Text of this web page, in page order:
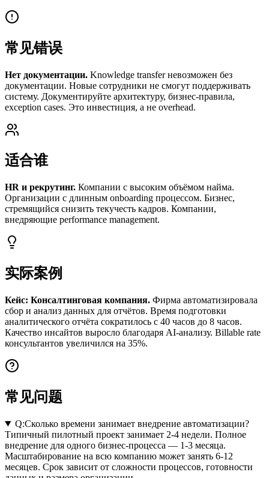
常见错误
Нет документации. Knowledge transfer невозможен без
документации. Новые сотрудники не смогут поддерживать
систему. Документируйте архитектуру, бизнес-правила,
exception cases. Это инвестиция, а не overhead.
适合谁
HR и рекрутинг. Компании с высоким объёмом найма.
Организации с длинным onboarding процессом. Бизнес,
стремящийся снизить текучесть кадров. Компании,
внедряющие performance management.
实际案例
Кейс: Консалтинговая компания. Фирма автоматизировала
сбор и анализ данных для отчётов. Время подготовки
аналитического отчёта сократилось с 40 часов до 8 часов.
Качество инсайтов выросло благодаря AI-анализу. Billable rate
консультантов увеличился на 35%.
常见问题
Q:Сколько времени занимает внедрение автоматизации?
Типичный пилотный проект занимает 2-4 недели. Полное
внедрение для одного бизнес-процесса — 1-3 месяца.
Масштабирование на всю компанию может занять 6-12
месяцев. Срок зависит от сложности процессов, готовности